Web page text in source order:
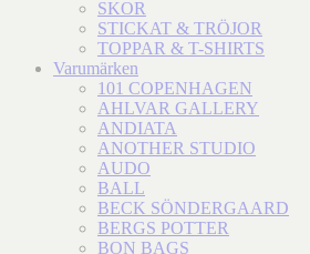
SKOR
STICKAT & TRÖJOR
TOPPAR & T-SHIRTS
Varumärken
101 COPENHAGEN
AHLVAR GALLERY
ANDIATA
ANOTHER STUDIO
AUDO
BALL
BECK SÖNDERGAARD
BERGS POTTER
BON BAGS